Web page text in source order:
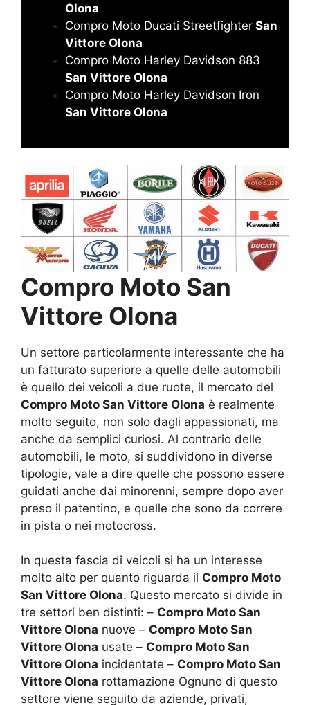
Olona
Compro Moto Ducati Streetfighter San
Vittore Olona
Compro Moto Harley Davidson 883
San Vittore Olona
Compro Moto Harley Davidson Iron
San Vittore Olona
Compro Moto San
Vittore Olona
Un settore particolarmente interessante che ha
un fatturato superiore a quelle delle automobili
è quello dei veicoli a due ruote, il mercato del
Compro Moto San Vittore Olona è realmente
molto seguito, non solo dagli appassionati, ma
anche da semplici curiosi. Al contrario delle
automobili, le moto, si suddividono in diverse
tipologie, vale a dire quelle che possono essere
guidati anche dai minorenni, sempre dopo aver
preso il patentino, e quelle che sono da correre
in pista o nei motocross.
In questa fascia di veicoli si ha un interesse
molto alto per quanto riguarda il Compro Moto
San Vittore Olona. Questo mercato si divide in
tre settori ben distinti: – Compro Moto San
Vittore Olona nuove – Compro Moto San
Vittore Olona usate – Compro Moto San
Vittore Olona incidentate – Compro Moto San
Vittore Olona rottamazione Ognuno di questo
settore viene seguito da aziende, privati,